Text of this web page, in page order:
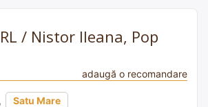
/ Nistor Ileana, Pop
adaugă o recomandare
, Satu Mare